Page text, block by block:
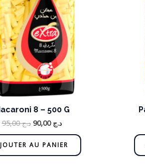
8 – 500 G
د.ج95,00 د.ج 90,00
AU PANIER